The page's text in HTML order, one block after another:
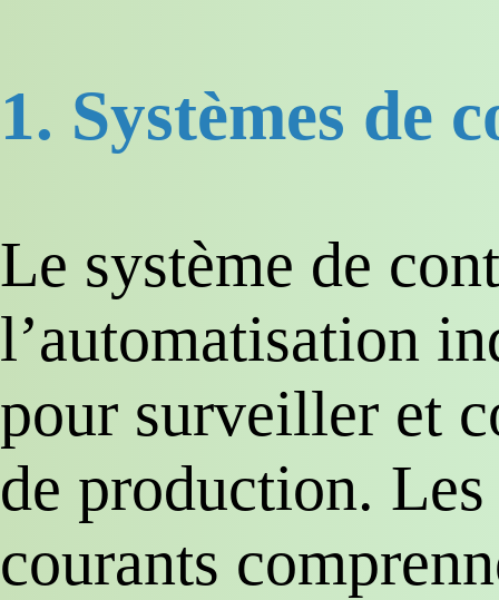
1. Systèmes de
Le système de
l’automatisation
pour surveiller et
de production.
courants